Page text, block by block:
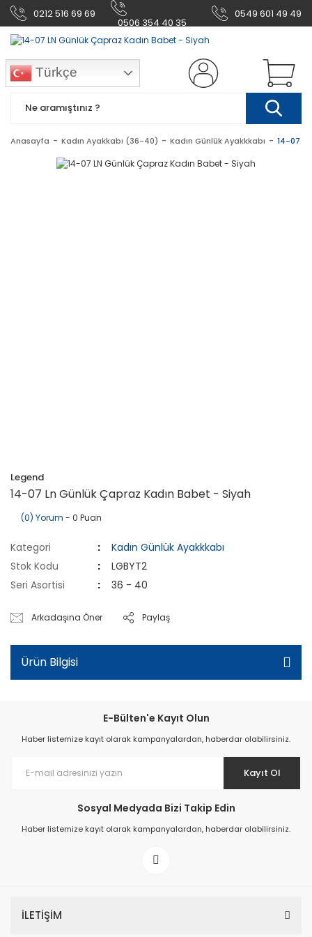
0212 516 69 69
0506 354 40 35
0549 601 49 49
Türkçe
Anasayfa Kadın Ayakkabı (36-40) Kadın Günlük Ayakkkabı 14-07
Legend
14-07 Ln Günlük Çapraz Kadın Babet - Siyah
(0) Yorum - 0 Puan
Kategori
Kadın Günlük Ayakkkabı
Stok Kodu
LGBYT2
Seri Asortisi
36 - 40
Arkadaşına Öner Paylaş
Ürün Bilgisi
E-Bülten'e Kayıt Olun
Haber listemize kayıt olarak kampanyalardan, haberdar olabilirsiniz.
Kayıt Ol
Sosyal Medyada Bizi Takip Edin
Haber listemize kayıt olarak kampanyalardan, haberdar olabilirsiniz.
İLETİŞİM